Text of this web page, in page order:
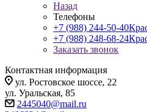
Назад
Телефоны
+7 (988) 244-50-40
+7 (988) 248-68-24
Заказать звонок
Контактная информация
ул. Ростовское шоссе, 22
ул. Уральская, 85
2445040@mail.ru